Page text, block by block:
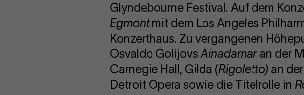
Glyndebourne Festival. Auf dem
Egmontmit dem Los Angeles
Konzerthaus. Zu vergangenen
Osvaldo GolijovsAinadamar an der
Carnegie Hall, Gilda (Rigoletto) an
Detroit Opera sowie die Titelrolle in